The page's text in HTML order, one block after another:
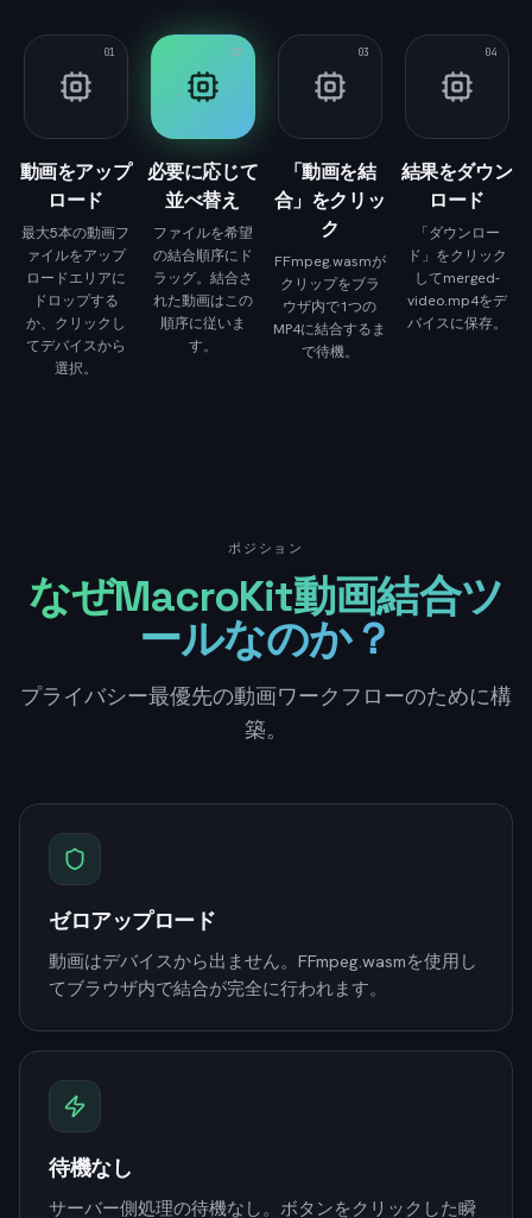
01
動画をアップ
ロード
最大5本の動画フ
ァイルをアップ
ロードエリアに
ドロップする
か、クリックし
てデバイスから
選択。
02
必要に応じて
並べ替え
ファイルを希望
の結合順序にド
ラッグ。結合さ
れた動画はこの
順序に従いま
す。
03
「動画を結
合」をクリッ
ク
FFmpeg.wasmが
クリップをブラ
ウザ内で1つの
MP4に結合するま
で待機。
04
結果をダウン
ロード
「ダウンロー
ド」をクリック
してmerged-
video.mp4をデ
バイスに保存。
ポジション
なぜMacroKit動画結合ツ
ールなのか？
プライバシー最優先の動画ワークフローのために構
築。
ゼロアップロード
動画はデバイスから出ません。FFmpeg.wasmを使用し
てブラウザ内で結合が完全に行われます。
待機なし
サーバー側処理の待機なし。ボタンをクリックした瞬